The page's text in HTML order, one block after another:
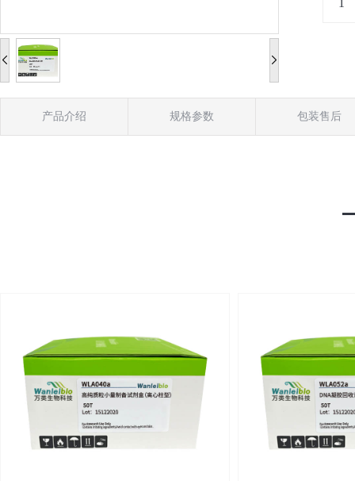
产品介绍 规格参数 包装售后